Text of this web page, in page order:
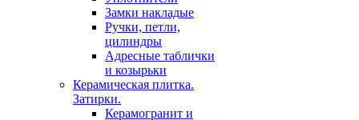
Замки накладые
Ручки, петли,
цилиндры
Адресные таблички
и козырьки
Керамическая плитка.
Затирки.
Керамогранит и